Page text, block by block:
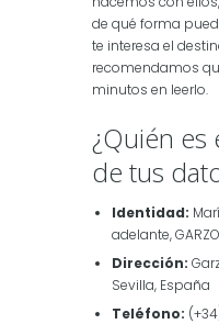
de qué forma
te interesa el
recomendamos
minutos en leerlo.
¿Quién es
de tus
Identidad:
adelante,
Dirección:
Sevilla, España
Teléfono: